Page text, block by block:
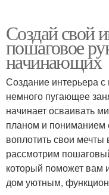
Создай свой
пошаговое
начинающих
Создание интерьера
немного пугающее
начинает осваивать
планом и
воплотить свои мечты
рассмотрим
который поможет вам
дом уютным,